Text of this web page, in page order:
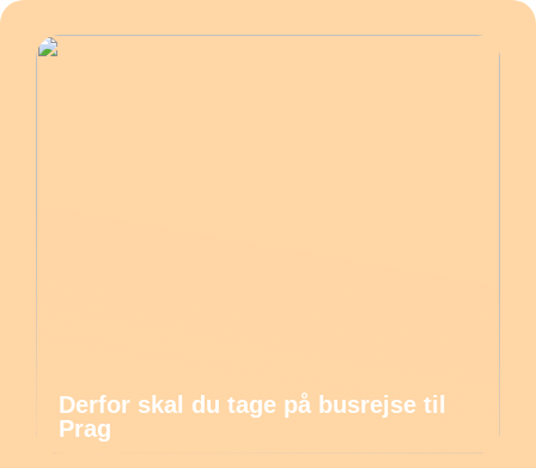
Derfor skal du tage på busrejse til
Prag